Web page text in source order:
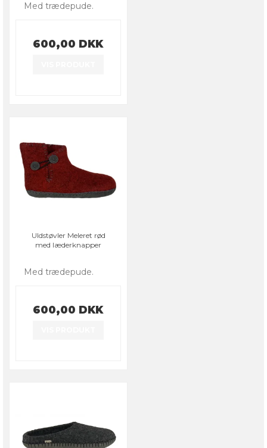
Med trædepude.
600,00 DKK
Uldstøvler Meleret rød
med læderknapper
Med trædepude.
600,00 DKK